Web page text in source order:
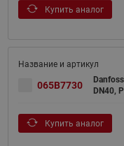
Купить аналог
065B7730
DN40,
Купить аналог